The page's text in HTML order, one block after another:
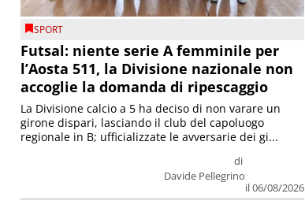
SPORT
Futsal: niente serie A femminile per
l’Aosta 511, la Divisione nazionale non
accoglie la domanda di ripescaggio
di
Davide Pellegrino
il 06/08/2026
La Divisione calcio a 5 ha deciso di non varare un
girone dispari, lasciando il club del capoluogo
regionale in B; ufficializzate le avversarie dei gi...